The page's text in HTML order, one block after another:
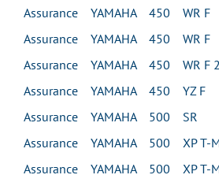
Assurance YAMAHA 450 WR F
Assurance YAMAHA 450 WR F
Assurance YAMAHA 450 WR F 2
Assurance YAMAHA 450 YZ F
Assurance YAMAHA 500 SR
Assurance YAMAHA 500 XP T-
Assurance YAMAHA 500 XP T-